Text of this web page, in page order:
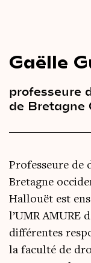
Gaëlle
professeure
de Bretagne
Professeure de
Bretagne
Hallouët est
l’UMR AMURE
différentes
la faculté de